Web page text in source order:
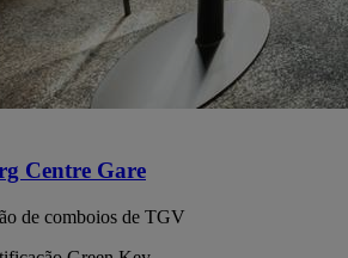
Centre Gare
de comboios de TGV